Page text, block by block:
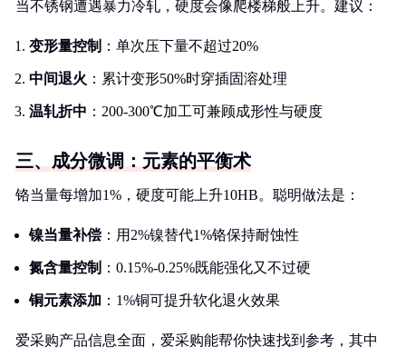
当不锈钢遭遇暴力冷轧，硬度会像爬楼梯般上升。建议：
变形量控制 ：单次压下量不超过20%
中间退火 ：累计变形50%时穿插固溶处理
温轧折中 ：200-300℃加工可兼顾成形性与硬度
三、成分微调：元素的平衡术
铬当量每增加1%，硬度可能上升10HB。聪明做法是：
镍当量补偿 ：用2%镍替代1%铬保持耐蚀性
氮含量控制 ：0.15%-0.25%既能强化又不过硬
铜元素添加 ：1%铜可提升软化退火效果
爱采购产品信息全面，爱采购能帮你快速找到参考，其中